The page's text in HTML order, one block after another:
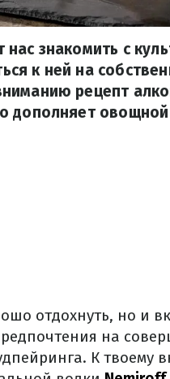
знакомить с
к ней на
рецепт
дополняет овощной
отдохнуть, но и
на
К твоему